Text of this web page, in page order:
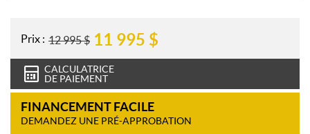
Prix : 12 995$ 11 995 $
CALCULATRICE
DE PAIEMENT
FINANCEMENT FACILE
DEMANDEZ UNE PRÉ-APPROBATION